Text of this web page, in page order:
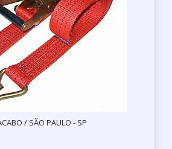
/ SÃO PAULO - SP